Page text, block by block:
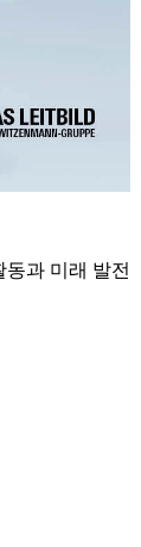
과 미래 발전